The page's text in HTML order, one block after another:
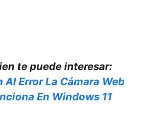
te puede interesar:
Al Error La Cámara Web
En Windows 11